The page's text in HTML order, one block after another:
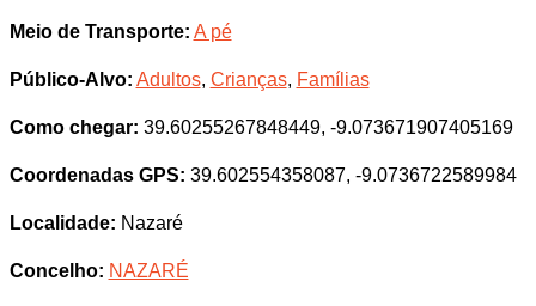
Meio de Transporte: A pé
Público-Alvo: Adultos, Crianças, Famílias
Como chegar: 39.60255267848449, -9.073671907405169
Coordenadas GPS: 39.602554358087, -9.0736722589984
Localidade: Nazaré
Concelho: NAZARÉ